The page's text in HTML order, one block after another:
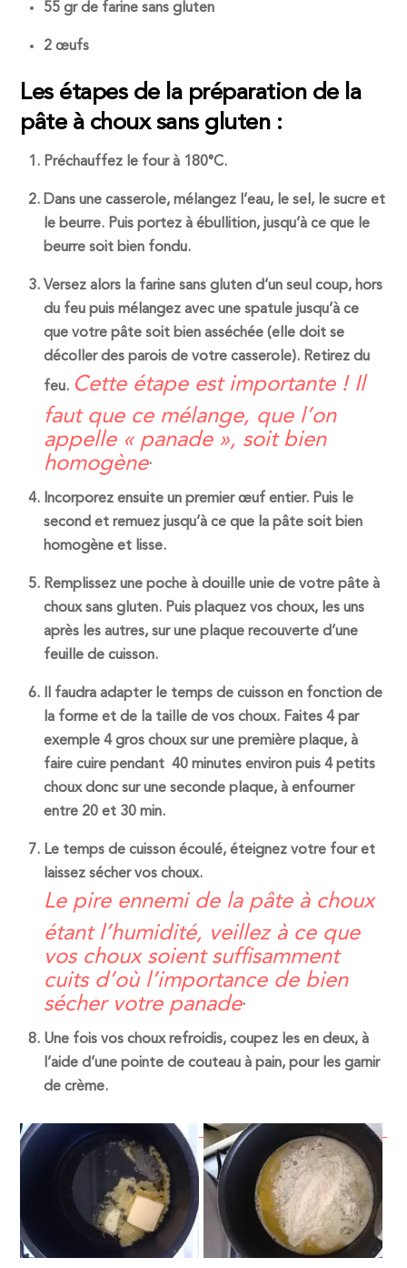
55 gr de farine sans gluten
2 œufs
Les étapes de la préparation de la
pâte à choux sans gluten :
Préchauffez le four à 180°C.
Dans une casserole, mélangez l’eau, le sel, le sucre et
le beurre. Puis portez à ébullition, jusqu’à ce que le
beurre soit bien fondu.
Versez alors la farine sans gluten d’un seul coup, hors
du feu puis mélangez avec une spatule jusqu’à ce
que votre pâte soit bien asséchée (elle doit se
décoller des parois de votre casserole). Retirez du
feu. Cette étape est importante ! Il
faut que ce mélange, que l’on
appelle « panade », soit bien
homogène.
Incorporez ensuite un premier œuf entier. Puis le
second et remuez jusqu’à ce que la pâte soit bien
homogène et lisse.
Remplissez une poche à douille unie de votre pâte à
choux sans gluten. Puis plaquez vos choux, les uns
après les autres, sur une plaque recouverte d’une
feuille de cuisson.
Il faudra adapter le temps de cuisson en fonction de
la forme et de la taille de vos choux. Faites 4 par
exemple 4 gros choux sur une première plaque, à
faire cuire pendant 40 minutes environ puis 4 petits
choux donc sur une seconde plaque, à enfourner
entre 20 et 30 min.
Le temps de cuisson écoulé, éteignez votre four et
laissez sécher vos choux.
Le pire ennemi de la pâte à choux
étant l’humidité, veillez à ce que
vos choux soient suffisamment
cuits d’où l’importance de bien
sécher votre panade.
Une fois vos choux refroidis, coupez les en deux, à
l’aide d’une pointe de couteau à pain, pour les garnir
de crème.